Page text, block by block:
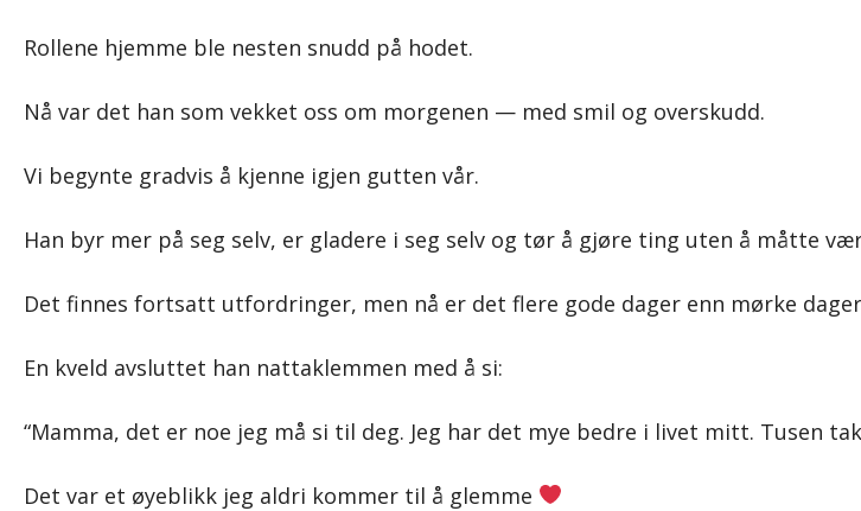
Rollene hjemme ble nesten snudd på hodet.
Nå var det han som vekket oss om morgenen — med smil og overskudd.
Vi begynte gradvis å kjenne igjen gutten vår.
Han byr mer på seg selv, er gladere i seg selv og tør å gjøre ting uten å måtte
Det finnes fortsatt utfordringer, men nå er det flere gode dager enn mørke
En kveld avsluttet han nattaklemmen med å si:
“Mamma, det er noe jeg må si til deg. Jeg har det mye bedre i livet mitt. Tusen
Det var et øyeblikk jeg aldri kommer til å glemme